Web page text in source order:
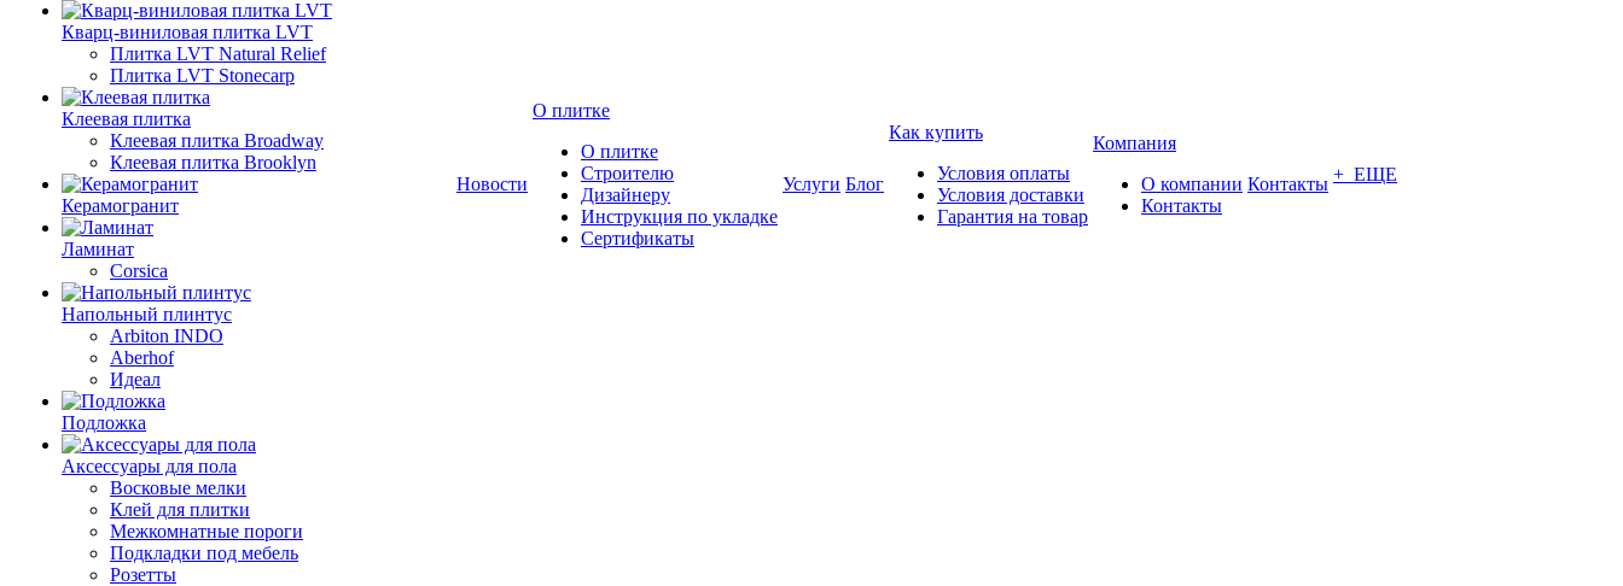
Кварц-виниловая плитка LVT
Плитка LVT Natural Relief
Плитка LVT Stonecarp
Клеевая плитка
Клеевая плитка Broadway
Клеевая плитка Brooklyn
Керамогранит
Ламинат
Corsica
Напольный плинтус
Arbiton INDO
Aberhof
Идеал
Подложка
Аксессуары для пола
Восковые мелки
Клей для плитки
Межкомнатные пороги
Подкладки под мебель
Розетты
Новости
О плитке
О плитке
Строителю
Дизайнеру
Инструкция по укладке
Сертификаты
Услуги Блог
Как купить
Условия оплаты
Условия доставки
Гарантия на товар
Компания
О компании
Контакты
Контакты + ЕЩЕ